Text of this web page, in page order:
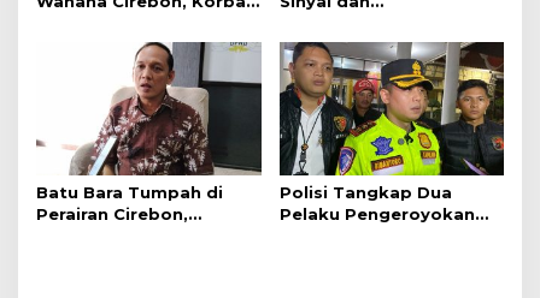
Perjalanan Kereta Api
Batu Bara Tumpah di
Perairan Cirebon,
Polisi Tangkap Dua
Pelaku Pengeroyokan